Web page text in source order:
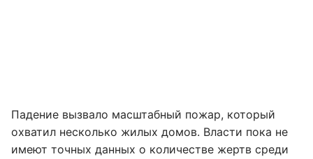
Падение вызвало масштабный пожар, который
охватил несколько жилых домов. Власти пока не
имеют точных данных о количестве жертв среди